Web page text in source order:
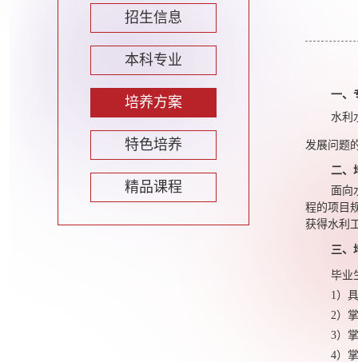
招生信息
本科专业
培养方案
特色培养
精品课程
一、
水利
发展问题
二、
面向
程的项目
获得水利
三、
毕业
1）
2）
3）
4）